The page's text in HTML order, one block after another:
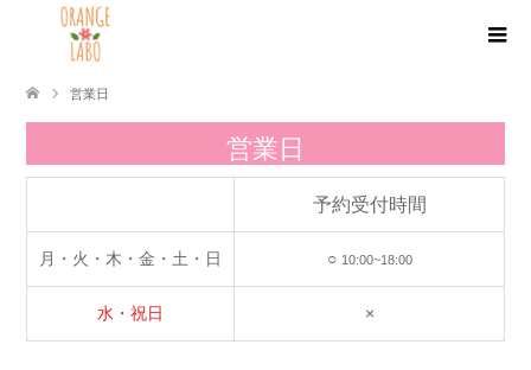
営業日
営業日
月・火・木・金・土・日
水・祝日
予約受付時間
○ 10:00~18:00
×